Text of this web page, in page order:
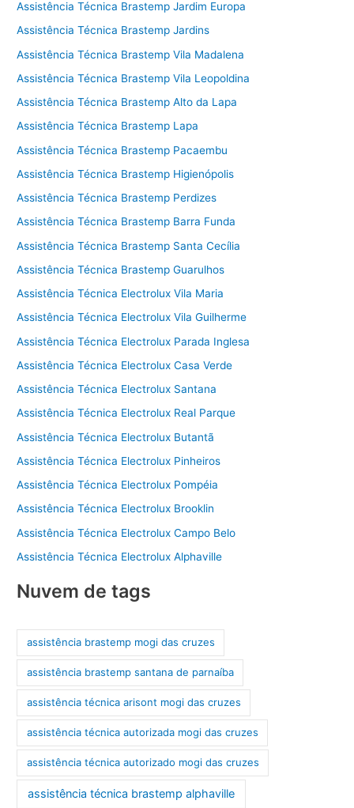
Assistência Técnica Brastemp Jardim Europa
Assistência Técnica Brastemp Jardins
Assistência Técnica Brastemp Vila Madalena
Assistência Técnica Brastemp Vila Leopoldina
Assistência Técnica Brastemp Alto da Lapa
Assistência Técnica Brastemp Lapa
Assistência Técnica Brastemp Pacaembu
Assistência Técnica Brastemp Higienópolis
Assistência Técnica Brastemp Perdizes
Assistência Técnica Brastemp Barra Funda
Assistência Técnica Brastemp Santa Cecília
Assistência Técnica Brastemp Guarulhos
Assistência Técnica Electrolux Vila Maria
Assistência Técnica Electrolux Vila Guilherme
Assistência Técnica Electrolux Parada Inglesa
Assistência Técnica Electrolux Casa Verde
Assistência Técnica Electrolux Santana
Assistência Técnica Electrolux Real Parque
Assistência Técnica Electrolux Butantã
Assistência Técnica Electrolux Pinheiros
Assistência Técnica Electrolux Pompéia
Assistência Técnica Electrolux Brooklin
Assistência Técnica Electrolux Campo Belo
Assistência Técnica Electrolux Alphaville
Nuvem de tags
assistência brastemp mogi das cruzes
assistência brastemp santana de parnaíba
assistência técnica arisont mogi das cruzes
assistência técnica autorizada mogi das cruzes
assistência técnica autorizado mogi das cruzes
assistência técnica brastemp alphaville